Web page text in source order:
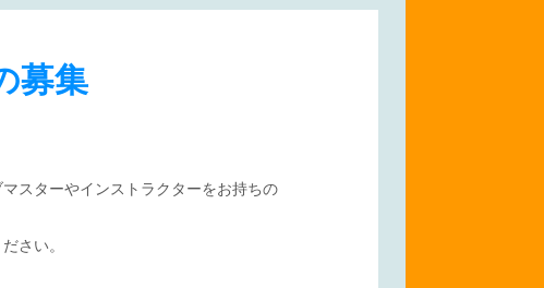
募集
スターやインストラクターをお持ちの
さい。